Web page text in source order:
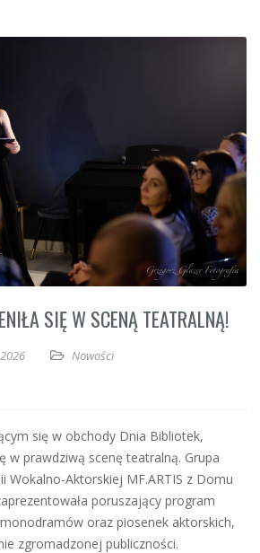
SIĘ W SCENĄ TEATRALNĄ!
Nowości
się w obchody Dnia Bibliotek,
w prawdziwą scenę teatralną. Grupa
Wokalno-Aktorskiej MF.ARTIS z Domu
poruszający program
oraz piosenek aktorskich,
zgromadzonej publiczności.